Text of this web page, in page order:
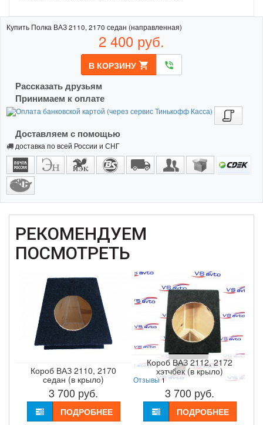
Купить Полка ВАЗ 2110, 2170 седан (направленная)
2 400 руб.
В КОРЗИНУ shopping_cart phone_in_talk
Рассказать друзьям
Принимаем к оплате
Доставляем с помощью
доставка по всей России и СНГ
РЕКОМЕНДУЕМ
ПОСМОТРЕТЬ
Короб ВАЗ 2110, 2170
седан (в крыло)
3 700 руб.
ПОДРОБНЕЕ
Короб ВАЗ 2112, 2172
хэтчбек (в крыло)
Отзывы1
3 700 руб.
ПОДРОБНЕЕ